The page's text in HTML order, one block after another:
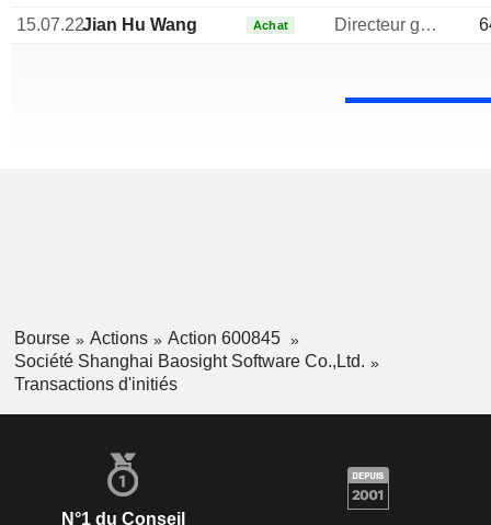
15.07.22Jian Hu Wang Achat Directeur general
Bourse Actions
Action 600845
Société Shanghai Baosight Software Co.,Ltd.
Transactions d'initiés
N°1 du Conseil